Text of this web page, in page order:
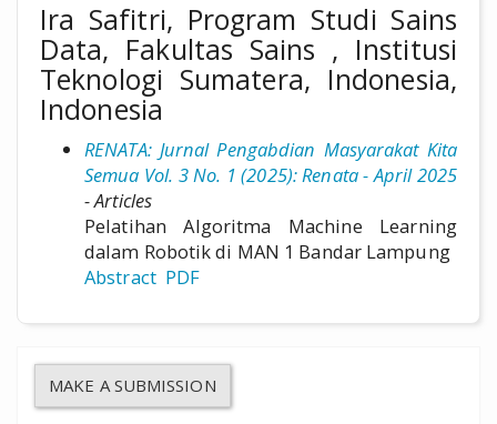
Ira Safitri, Program Studi Sains
Data, Fakultas Sains , Institusi
Teknologi Sumatera, Indonesia,
Indonesia
RENATA: Jurnal Pengabdian Masyarakat Kita
Semua Vol. 3 No. 1 (2025): Renata - April 2025
- Articles
Pelatihan Algoritma Machine Learning
dalam Robotik di MAN 1 Bandar Lampung
Abstract PDF
MAKE A SUBMISSION